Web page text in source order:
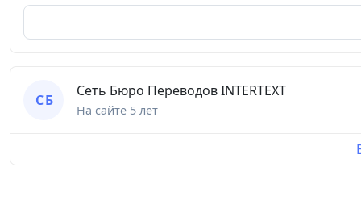
С Б
Сеть Бюро Переводов INTERTEXT
На сайте 5 лет